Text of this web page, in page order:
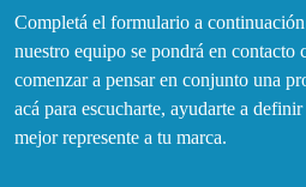
Completá el formulario a
nuestro equipo se pondrá en contacto
comenzar a pensar en conjunto una
acá para escucharte, ayudarte a
mejor represente a tu marca.